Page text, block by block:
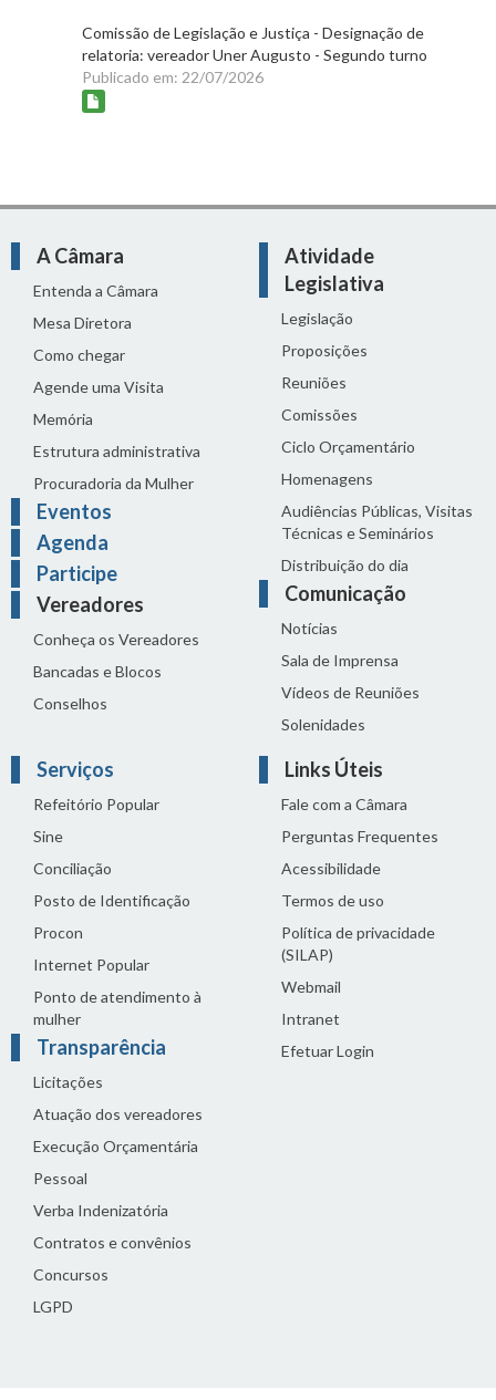
Comissão de Legislação e Justiça - Designação de
relatoria: vereador Uner Augusto - Segundo turno
Publicado em: 22/07/2026
A Câmara
Entenda a Câmara
Mesa Diretora
Como chegar
Agende uma Visita
Memória
Estrutura administrativa
Procuradoria da Mulher
Eventos
Agenda
Participe
Vereadores
Conheça os Vereadores
Bancadas e Blocos
Conselhos
Atividade
Legislativa
Legislação
Proposições
Reuniões
Comissões
Ciclo Orçamentário
Homenagens
Audiências Públicas, Visitas
Técnicas e Seminários
Distribuição do dia
Comunicação
Notícias
Sala de Imprensa
Vídeos de Reuniões
Solenidades
Serviços
Refeitório Popular
Sine
Conciliação
Posto de Identificação
Procon
Internet Popular
Ponto de atendimento à
mulher
Transparência
Licitações
Atuação dos vereadores
Execução Orçamentária
Pessoal
Verba Indenizatória
Contratos e convênios
Concursos
LGPD
Links Úteis
Fale com a Câmara
Perguntas Frequentes
Acessibilidade
Termos de uso
Política de privacidade
(SILAP)
Webmail
Intranet
Efetuar Login